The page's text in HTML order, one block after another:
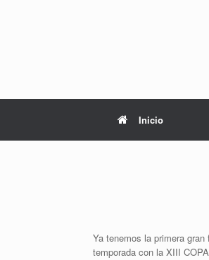
Inicio
Ya tenemos la primera
temporada con la XIII